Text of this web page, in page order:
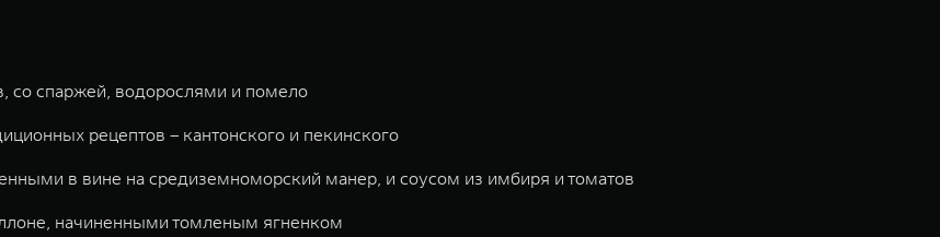
со спаржей, водорослями и помело
рецептов – кантонского и пекинского
в вине на средиземноморский манер, и соусом из имбиря и томатов
начиненными томленым ягненком